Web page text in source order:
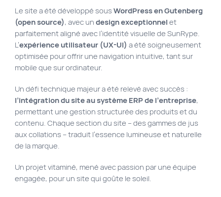
Le site a été développé sous WordPress en Gutenberg
(open source), avec un design exceptionnel et
parfaitement aligné avec l’identité visuelle de SunRype.
L’expérience utilisateur (UX-UI) a été soigneusement
optimisée pour offrir une navigation intuitive, tant sur
mobile que sur ordinateur.
Un défi technique majeur a été relevé avec succès :
l’intégration du site au système ERP de l’entreprise,
permettant une gestion structurée des produits et du
contenu. Chaque section du site – des gammes de jus
aux collations – traduit l’essence lumineuse et naturelle
de la marque.
Un projet vitaminé, mené avec passion par une équipe
engagée, pour un site qui goûte le soleil.